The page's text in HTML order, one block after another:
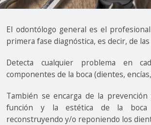
El odontólogo general es el
primera fase diagnóstica, es decir, de
Detecta cualquier problema en
componentes de la boca (dientes,
También se encarga de la
función y la estética de la boca
reconstruyendo y/o reponiendo los